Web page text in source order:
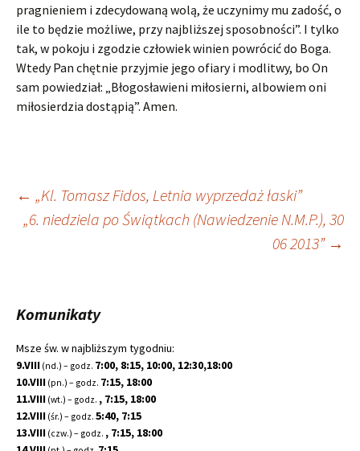
pragnieniem i zdecydowaną wolą, że uczynimy mu zadość, o
ile to będzie możliwe, przy najbliższej sposobności”. I tylko
tak, w pokoju i zgodzie człowiek winien powrócić do Boga.
Wtedy Pan chętnie przyjmie jego ofiary i modlitwy, bo On
sam powiedział: „Błogosławieni miłosierni, albowiem oni
miłosierdzia dostąpią”. Amen.
Nawigacja
← „Kl. Tomasz Fidos, Letnia wyprzedaż łaski”
„6. niedziela po Świątkach (Nawiedzenie N.M.P.), 30
06 2013” →
Komunikaty
Msze św. w najbliższym tygodniu:
9.VIII (nd.) – godz. 7:00, 8:15, 10:00, 12:30,18:00
10.VIII (pn.) – godz. 7:15, 18:00
11.VIII (wt.) – godz. , 7:15, 18:00
12.VIII (śr.) – godz. 5:40, 7:15
13.VIII (czw.) – godz. , 7:15, 18:00